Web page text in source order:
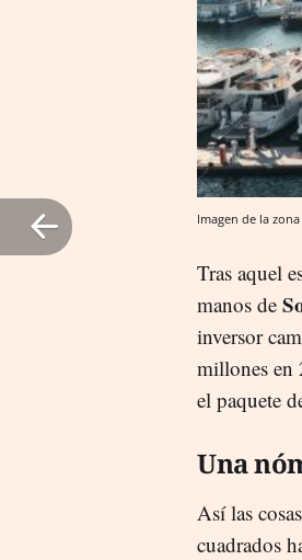
Imagen de la
Tras aquel
manos de
inversor
millones en
el paquete
Una
Así las
cuadrados